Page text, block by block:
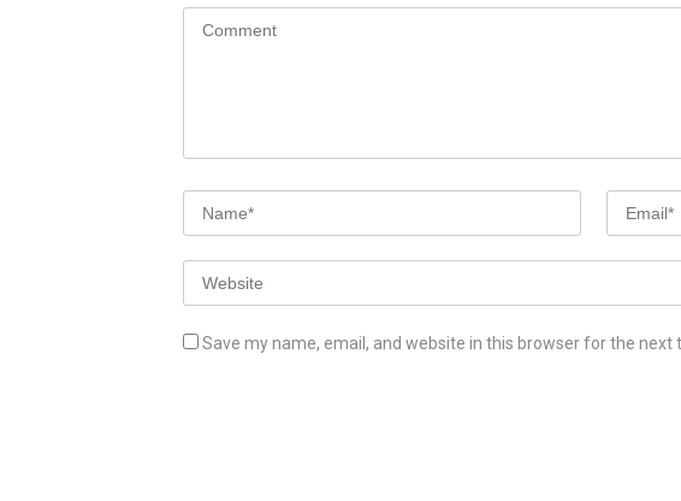
Save my name, email, and website in this browser for the next